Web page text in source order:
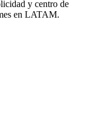
y centro de
en LATAM.